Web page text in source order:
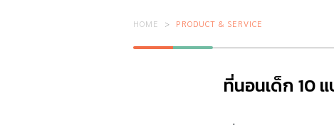
HOME PRODUCT & SERVICE
ที่นอนเด็ก 10